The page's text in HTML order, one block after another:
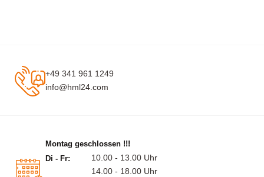
+49 341 961 1249
info@hml24.com
Montag geschlossen !!!
Di - Fr:
10.00 - 13.00 Uhr
14.00 - 18.00 Uhr